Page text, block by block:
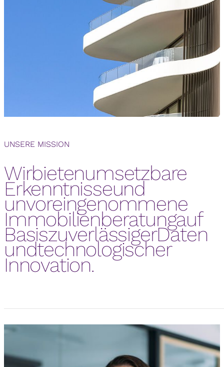
UNSERE MISSION
Wir bieten umsetzbare Erkenntnisse und unvoreingenommene Immobilienberatung auf Basis zuverlässiger
Wirbietenumsetzbare
Erkenntnisseund
unvoreingenommene
Immobilienberatungauf
BasiszuverlässigerDaten
undtechnologischer
Innovation.